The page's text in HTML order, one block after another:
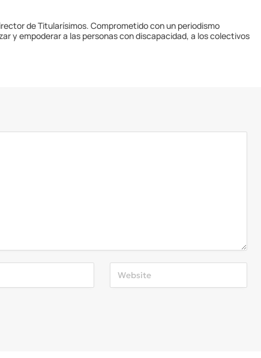
de Titularísimos. Comprometido con un periodismo
y empoderar a las personas con discapacidad, a los colectivos